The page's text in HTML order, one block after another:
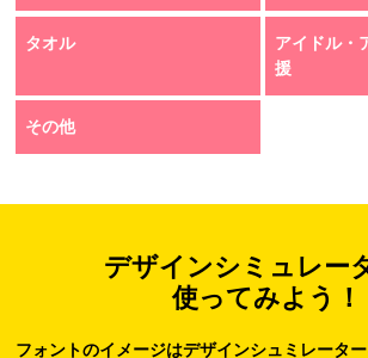
タオル
アイドル・
援
その他
デザインシミュレー
使ってみよう！
フォントのイメージはデザインシュミレータ